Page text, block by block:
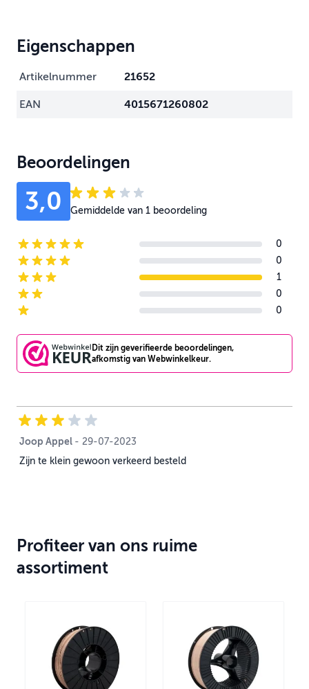
Eigenschappen
Artikelnummer 21652
EAN 4015671260802
Beoordelingen
3,0 Gemiddelde van 1 beoordeling
5-star reviews
0
4-star reviews
0
3-star reviews
1
2-star reviews
0
1-star reviews
0
Dit zijn geverifieerde beoordelingen,
afkomstig van Webwinkelkeur.
Joop Appel - 29 juli 2023
29-07-2023
Zijn te klein gewoon verkeerd besteld
Profiteer van ons ruime
assortiment